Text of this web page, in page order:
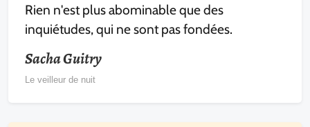
Rien n'est plus abominable que des
inquiétudes, qui ne sont pas fondées.
Sacha Guitry
Le veilleur de nuit